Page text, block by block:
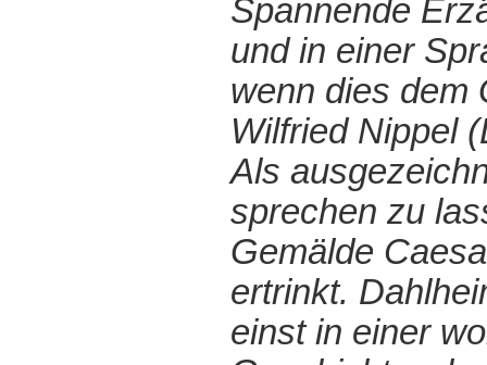
Spannende
und in einer
wenn dies dem
Wilfried Nippel
Als
sprechen zu
Gemälde
ertrinkt.
einst in einer